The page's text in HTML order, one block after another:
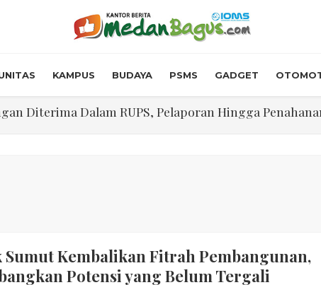
KAMPUS BUDAYA PSMS GADGET
Diterima Dalam RUPS, Pelaporan Hingga Penahanan
"Hidroponik Green Recovery" bagi Eks-
Sumut Kembalikan Fitrah Pembangunan,
Potensi yang Belum Tergali